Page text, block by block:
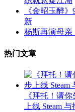
《金昭玉醉
新
杨斯再演母亲
热门文章
《拜托！请
上线 Steam 与